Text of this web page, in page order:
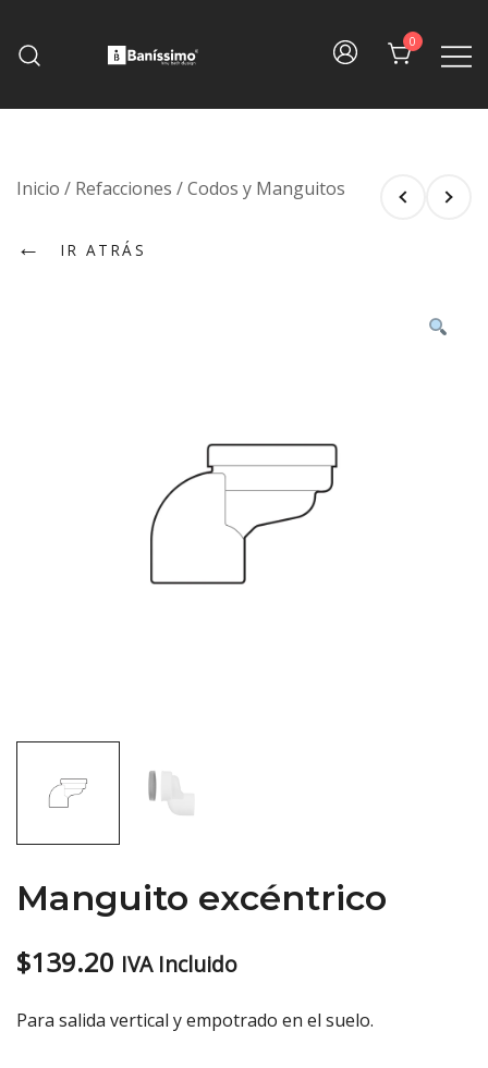
content
0
Inicio / Refacciones /Codos y Manguitos
← IR ATRÁS
Manguito excéntrico
$139.20 IVA Incluido
Para salida vertical y empotrado en el suelo.